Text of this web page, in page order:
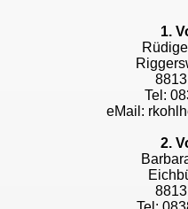
1.
Tel:
eMail:
2.